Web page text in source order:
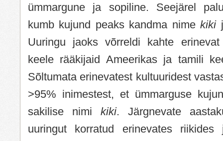
ümmargune ja sopiline. Seejärel
kumb kujund peaks kandma nimekiki
Uuringu jaoks võrreldi kahte
keele rääkijaid Ameerikas ja tamili
Sõltumata erinevatest kultuuridest
>95% inimestest, et ümmarguse
sakilise nimi kiki. Järgnevate
uuringut korratud erinevates